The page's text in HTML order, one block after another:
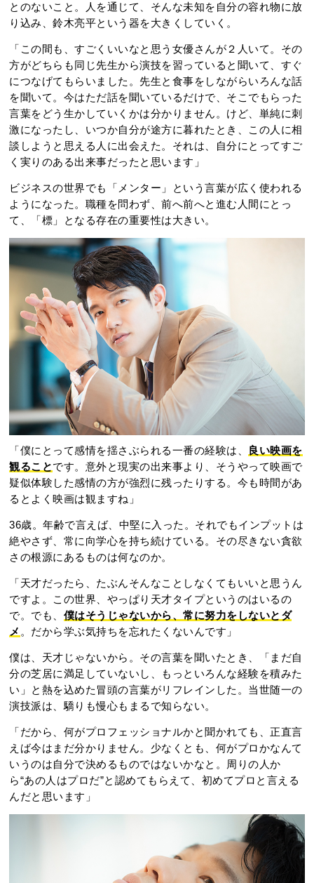
とのないこと。人を通じて、そんな未知を自分の容れ物に放
り込み、鈴木亮平という器を大きくしていく。
「この間も、すごくいいなと思う女優さんが２人いて。その
方がどちらも同じ先生から演技を習っていると聞いて、すぐ
につなげてもらいました。先生と食事をしながらいろんな話
を聞いて。今はただ話を聞いているだけで、そこでもらった
言葉をどう生かしていくかは分かりません。けど、単純に刺
激になったし、いつか自分が途方に暮れたとき、この人に相
談しようと思える人に出会えた。それは、自分にとってすご
く実りのある出来事だったと思います」
ビジネスの世界でも「メンター」という言葉が広く使われる
ようになった。職種を問わず、前へ前へと進む人間にとっ
て、「標」となる存在の重要性は大きい。
「僕にとって感情を揺さぶられる一番の経験は、
良い映画を
観ることです。意外と現実の出来事より、そうやって映画で
疑似体験した感情の方が強烈に残ったりする。今も時間があ
るとよく映画は観ますね」
36歳。年齢で言えば、中堅に入った。それでもインプットは
絶やさず、常に向学心を持ち続けている。その尽きない貪欲
さの根源にあるものは何なのか。
「天才だったら、たぶんそんなことしなくてもいいと思うん
ですよ。この世界、やっぱり天才タイプというのはいるの
で。でも、 僕はそうじゃないから、常に努力をしないとダ
メ 。だから学ぶ気持ちを忘れたくないんです」
僕は、天才じゃないから。その言葉を聞いたとき、「まだ自
分の芝居に満足していないし、もっといろんな経験を積みた
い」と熱を込めた冒頭の言葉がリフレインした。当世随一の
演技派は、驕りも慢心もまるで知らない。
「だから、何がプロフェッショナルかと聞かれても、正直言
えば今はまだ分かりません。少なくとも、何がプロかなんて
いうのは自分で決めるものではないかなと。周りの人か
ら“あの人はプロだ”と認めてもらえて、初めてプロと言える
んだと思います」